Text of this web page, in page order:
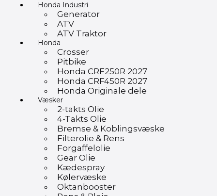
Honda Industri
Generator
ATV
ATV Traktor
Honda
Crosser
Pitbike
Honda CRF250R 2027
Honda CRF450R 2027
Honda Originale dele
Væsker
2-takts Olie
4-Takts Olie
Bremse & Koblingsvæske
Filterolie & Rens
Forgaffelolie
Gear Olie
Kædespray
Kølervæske
Oktanbooster